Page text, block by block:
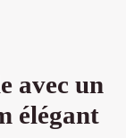
avec un
élégant